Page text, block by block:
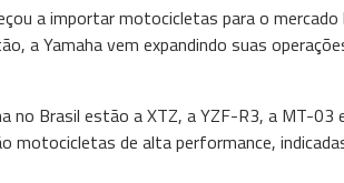
a importar motocicletas para o
a Yamaha vem expandindo suas
no Brasil estão a XTZ, a YZF-R3, a MT-
de alta performance,